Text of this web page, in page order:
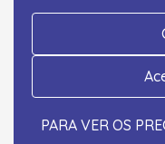
PARA VER OS